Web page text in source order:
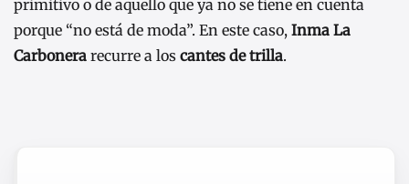
primitivo o de aquello que ya no se tiene en cuenta
porque “no está de moda”. En este caso, Inma La
Carbonera recurre a los cantes de trilla.